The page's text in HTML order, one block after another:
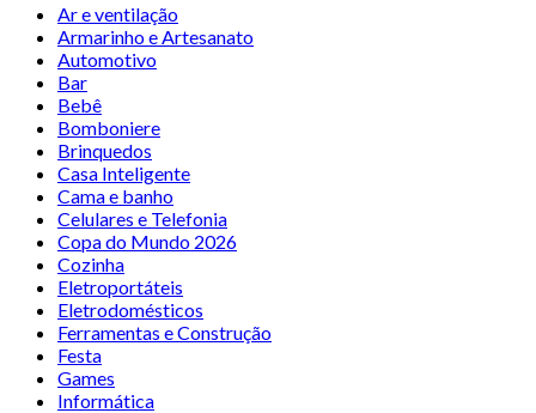
Ar e ventilação
Armarinho e Artesanato
Automotivo
Bar
Bebê
Bomboniere
Brinquedos
Casa Inteligente
Cama e banho
Celulares e Telefonia
Copa do Mundo 2026
Cozinha
Eletroportáteis
Eletrodomésticos
Ferramentas e Construção
Festa
Games
Informática